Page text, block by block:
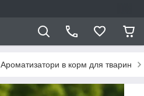
Ароматизатори в корм для тварин